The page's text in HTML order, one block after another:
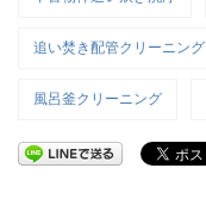
追い焚き配管クリーニング
風呂釜クリーニング